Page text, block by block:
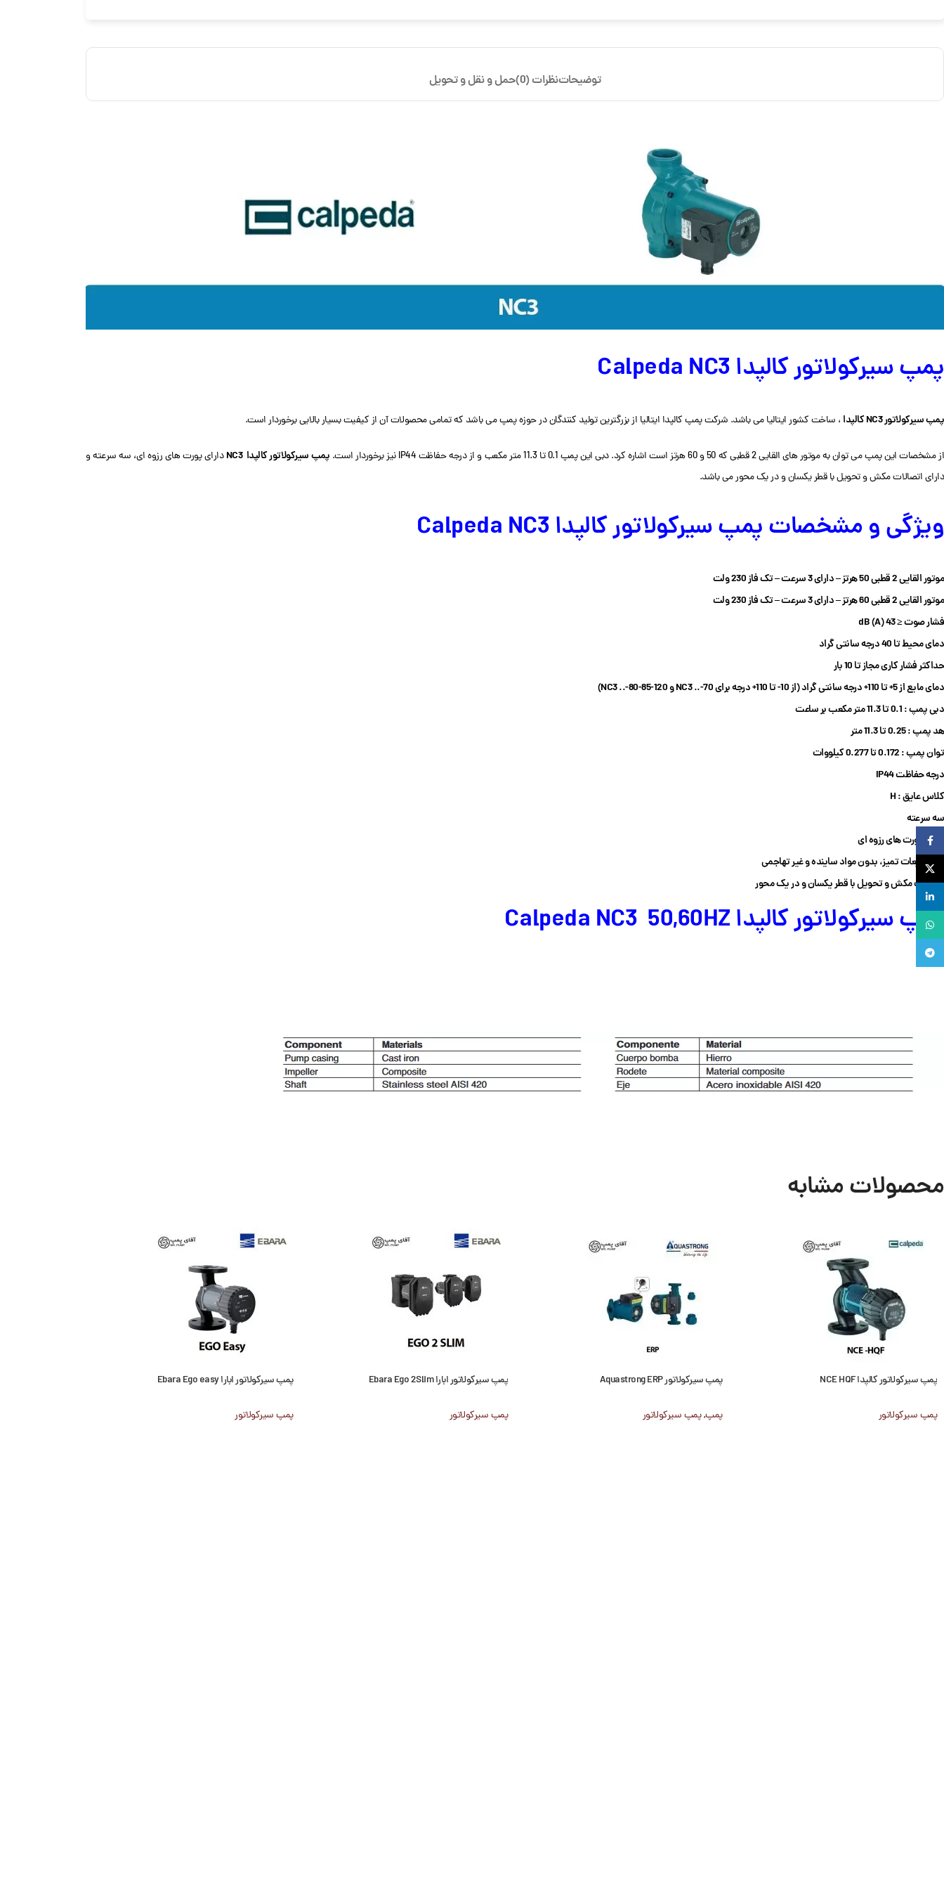
توضیحاتنظرات (0) حمل و نقل و تحویل
پمپ سیرکولاتور کالپدا Calpeda NC3
پمپ سیرکولاتور NC3 کالپدا ، ساخت کشور ایتالیا می باشد. شرکت پمپ کالپدا ایتالیا از بزرگترین تولید کنندگان در حوزه پمپ می باشد که تمامی محصولات آن از کیفیت بسیار بالایی برخوردار است.
از مشخصات این پمپ می توان به موتور های القایی 2 قطبی که 50 و 60 هرتز است اشاره کرد. دبی این پمپ 0.1 تا 11.3 متر مکعب و از درجه حفاظت IP44 نیز برخوردار است. پمپ سیرکولاتور کالپدا NC3
دارای پورت های رزوه ای، سه سرعته و
دارای اتصالات مکش و تحویل با قطر یکسان و در یک محور می باشد.
ویژگی و مشخصات پمپ سیرکولاتور کالپدا Calpeda NC3
موتور القایی 2 قطبی 50 هرتز – دارای 3 سرعت –
تک فاز 230 ولت
موتور القایی 2 قطبی 60 هرتز –
دارای 3 سرعت – تک فاز 230 ولت
فشار صوت ≤ 43 dB (A)
دمای محیط تا 40 درجه سانتی گراد
حداکثر فشار کاری مجاز تا 10 بار
دمای مایع از 5+ تا 110+ درجه سانتی گراد (از 10- تا 110+ درجه برای NC3 ..-70 و NC3 ..-80-85-120)
دبی پمپ : 0.1 تا 11.3 متر مکعب بر ساعت
هد پمپ : 0.25 تا 11.3 متر
توان پمپ : 0.172 تا 0.277 کیلووات
درجه حفاظت IP44
کلاس عایق : H
سه سرعته
دارای پورت های رزوه ای
برای مایعات تمیز، بدون مواد ساینده و غیر تهاجمی
اتصالات مکش و تحویل با قطر یکسان و در یک محور
پمپ سیرکولاتور کالپدا Calpeda NC350,60HZ
محصولات مشابه
پمپ سیرکولاتور کالپدا NCE HQF
پمپ سیرکولاتور
پمپ سیرکولاتور Aquastrong ERP
پمپ,پمپ سیرکولاتور
پمپ سیرکولاتور ابارا Ebara Ego 2Slim
پمپ سیرکولاتور
پمپ سیرکولاتور ابارا Ebara Ego easy
پمپ سیرکولاتور
Facebook
X
واتساپ